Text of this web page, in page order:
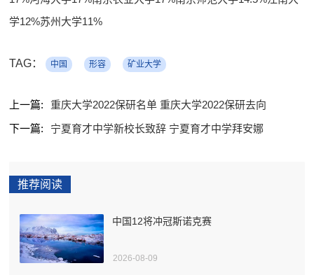
学12%苏州大学11%
TAG： 中国 形容 矿业大学
上一篇:
重庆大学2022保研名单 重庆大学2022保研去向
下一篇:
宁夏育才中学新校长致辞 宁夏育才中学拜安娜
推荐阅读
中国12将冲冠斯诺克赛
2026-08-09